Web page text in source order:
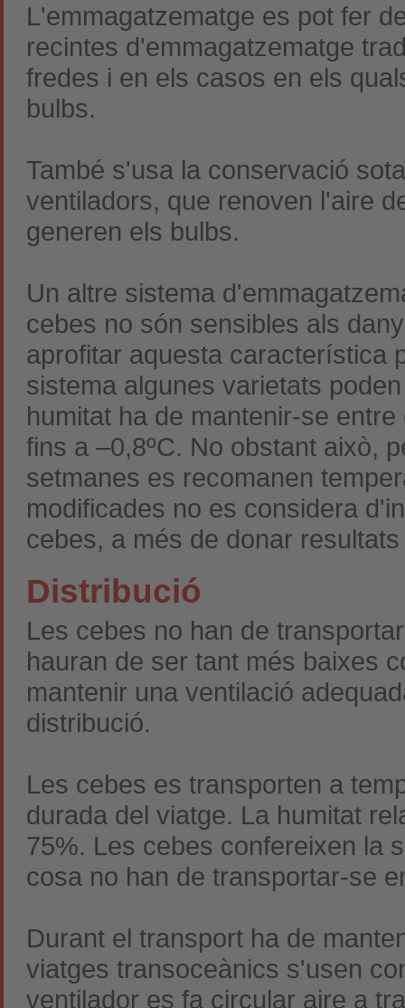
L'emmagatzematge es pot fer
recintes d'emmagatzematge
fredes i en els casos en els
bulbs.
També s'usa la conservació
ventiladors, que renoven l'aire
generen els bulbs.
Un altre sistema
cebes no són sensibles als
aprofitar aquesta característica
sistema algunes varietats
humitat ha de mantenir-se
fins a –0,8ºC. No obstant això,
setmanes es recomanen
modificades no es considera
cebes, a més de donar
Distribució
Les cebes no han de
hauran de ser tant més baixes
mantenir una ventilació
distribució.
Les cebes es transporten a
durada del viatge. La humitat
75%. Les cebes confereixen la
cosa no han de transportar-se
Durant el transport ha de
viatges transoceànics s'usen
ventilador es fa circular aire a